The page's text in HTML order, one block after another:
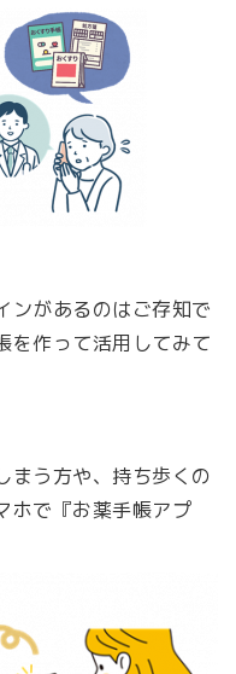
ンがあるのはご存知で
を作って活用してみて
まう方や、持ち歩くの
ホで『お薬手帳アプ